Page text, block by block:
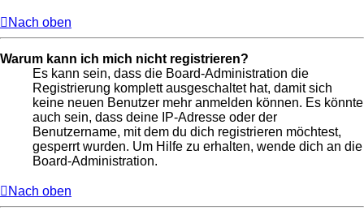
Nach oben
Warum kann ich mich nicht registrieren?
Es kann sein, dass die Board-Administration die
Registrierung komplett ausgeschaltet hat, damit sich
keine neuen Benutzer mehr anmelden können. Es könnte
auch sein, dass deine IP-Adresse oder der
Benutzername, mit dem du dich registrieren möchtest,
gesperrt wurden. Um Hilfe zu erhalten, wende dich an die
Board-Administration.
Nach oben